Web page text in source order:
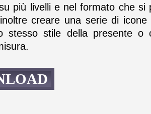
più livelli e nel formato che si
creare una serie di icone
stesso stile della presente o